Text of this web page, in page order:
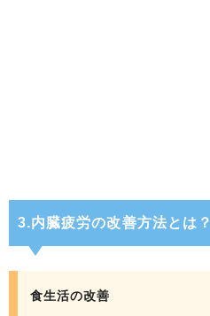
3.内臓疲労の改善方法とは？
食生活の改善